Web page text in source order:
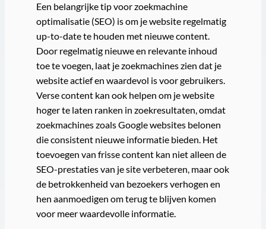
Een belangrijke tip voor zoekmachine
optimalisatie (SEO) is om je website regelmatig
up-to-date te houden met nieuwe content.
Door regelmatig nieuwe en relevante inhoud
toe te voegen, laat je zoekmachines zien dat je
website actief en waardevol is voor gebruikers.
Verse content kan ook helpen om je website
hoger te laten ranken in zoekresultaten, omdat
zoekmachines zoals Google websites belonen
die consistent nieuwe informatie bieden. Het
toevoegen van frisse content kan niet alleen de
SEO-prestaties van je site verbeteren, maar ook
de betrokkenheid van bezoekers verhogen en
hen aanmoedigen om terug te blijven komen
voor meer waardevolle informatie.